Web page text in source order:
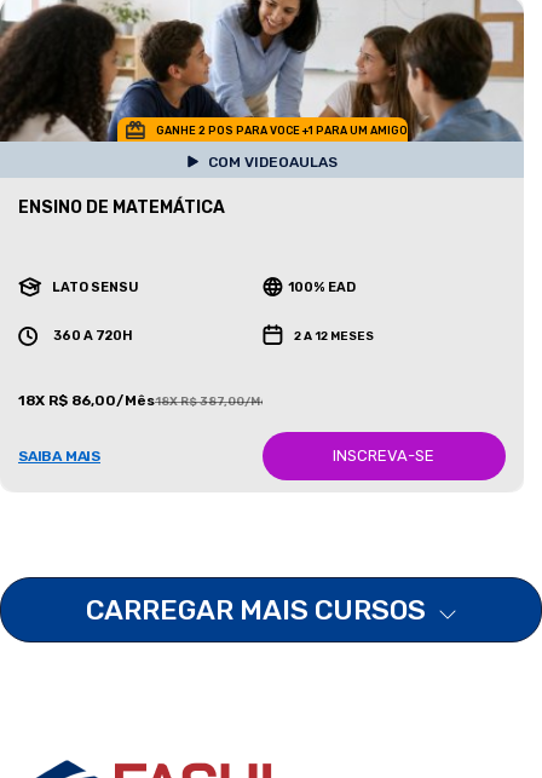
GANHE 2 POS PARA VOCE +1 PARA UM AMIGO
COM VIDEOAULAS
ENSINO DE MATEMÁTICA
LATO SENSU 100% EAD
360 A 720H 2 A 12 MESES
18X R$ 86,00/Mês18X R$ 387,00/Mês
SAIBA MAIS INSCREVA-SE
CARREGAR MAIS CURSOS